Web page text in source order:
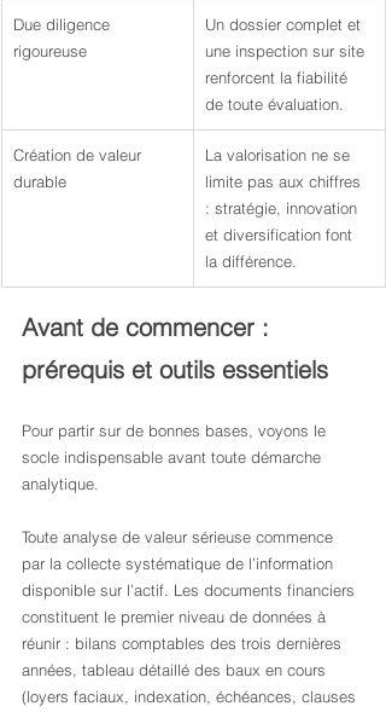
Due diligence
rigoureuse
Un dossier complet et
une inspection sur site
renforcent la fiabilité
de toute évaluation.
Création de valeur
durable
La valorisation ne se
limite pas aux chiffres
: stratégie, innovation
et diversification font
la différence.
Avant de commencer :
prérequis et outils essentiels
Pour partir sur de bonnes bases, voyons le
socle indispensable avant toute démarche
analytique.
Toute analyse de valeur sérieuse commence
par la collecte systématique de l’information
disponible sur l’actif. Les documents financiers
constituent le premier niveau de données à
réunir : bilans comptables des trois dernières
années, tableau détaillé des baux en cours
(loyers faciaux, indexation, échéances, clauses